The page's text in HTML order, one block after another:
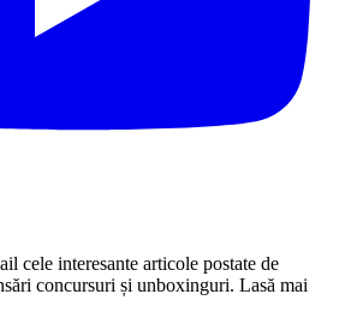
cele interesante articole postate de
concursuri și unboxinguri. Lasă mai